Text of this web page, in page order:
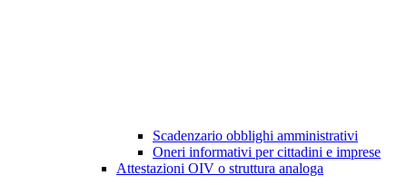
Scadenzario obblighi amministrativi
Oneri informativi per cittadini e imprese
Attestazioni OIV o struttura analoga